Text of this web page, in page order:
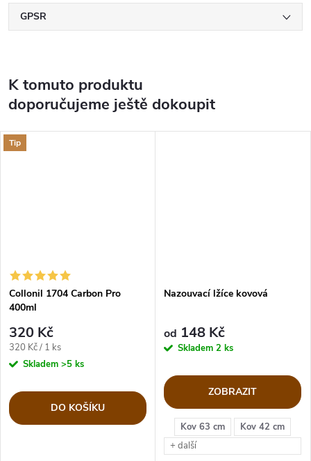
GPSR
K tomuto produktu
doporučujeme ještě dokoupit
Tip
Collonil 1704 Carbon Pro
400ml
320 Kč
Měrná
cena:
320 Kč / 1 ks
Skladem >5 ks
DO KOŠÍKU
Kov 63 cm
Kov 42 cm
+ další
Nazouvací lžíce kovová
od 148 Kč
Skladem 2 ks
ZOBRAZIT